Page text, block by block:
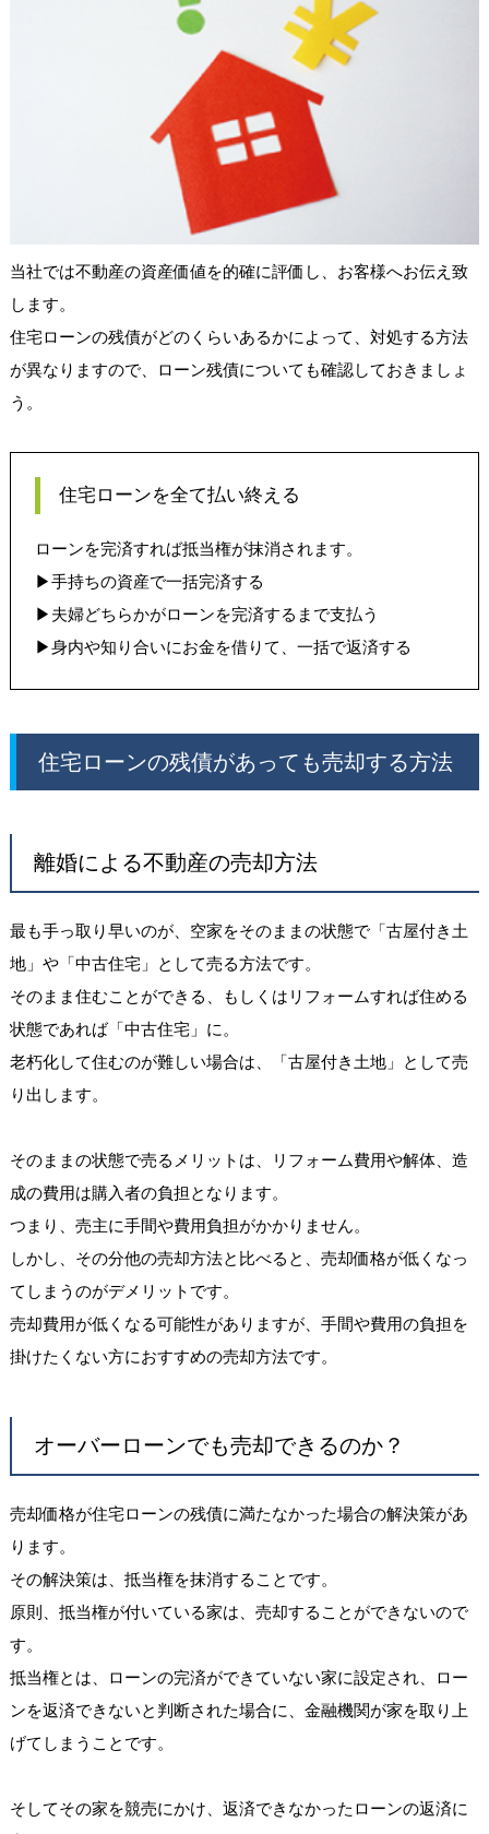
当社では不動産の資産価値を的確に評価し、お客様へお伝え致
します。
住宅ローンの残債がどのくらいあるかによって、対処する方法
が異なりますので、ローン残債についても確認しておきましょ
う。
住宅ローンを全て払い終える
ローンを完済すれば抵当権が抹消されます。
▶︎手持ちの資産で一括完済する
▶︎ 夫婦どちらかがローンを完済するまで支払う
▶︎身内や知り合いにお金を借りて、一括で返済する
住宅ローンの残債があっても売却する方法
離婚による不動産の売却方法
最も手っ取り早いのが、空家をそのままの状態で「古屋付き土
地」や「中古住宅」として売る方法です。
そのまま住むことができる、もしくはリフォームすれば住める
状態であれば「中古住宅」に。
老朽化して住むのが難しい場合は、「古屋付き土地」として売
り出します。
そのままの状態で売るメリットは、リフォーム費用や解体、造
成の費用は購入者の負担となります。
つまり、売主に手間や費用負担がかかりません。
しかし、その分他の売却方法と比べると、売却価格が低くなっ
てしまうのがデメリットです。
売却費用が低くなる可能性がありますが、手間や費用の負担を
掛けたくない方におすすめの売却方法です。
オーバーローンでも売却できるのか？
売却価格が住宅ローンの残債に満たなかった場合の解決策があ
ります。
その解決策は、抵当権を抹消することです。
原則、抵当権が付いている家は、売却することができないので
す。
抵当権とは、ローンの完済ができていない家に設定され、ロー
ンを返済できないと判断された場合に、金融機関が家を取り上
げてしまうことです。
そしてその家を競売にかけ、返済できなかったローンの返済に